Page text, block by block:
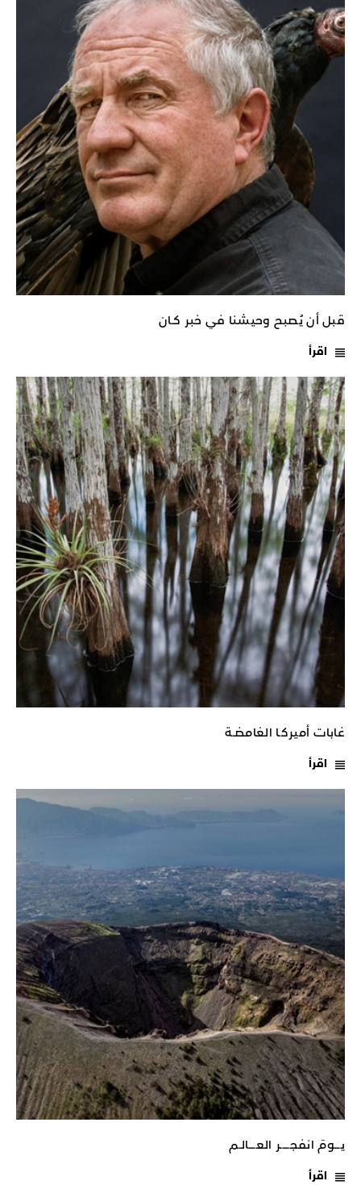
قبل أن يُصبح وحيشنا في خبر كـان
اقرأ
غابات أميركـا الغامضـة
اقرأ
يـــومَ انفجـــــر العــــالـم
اقرأ